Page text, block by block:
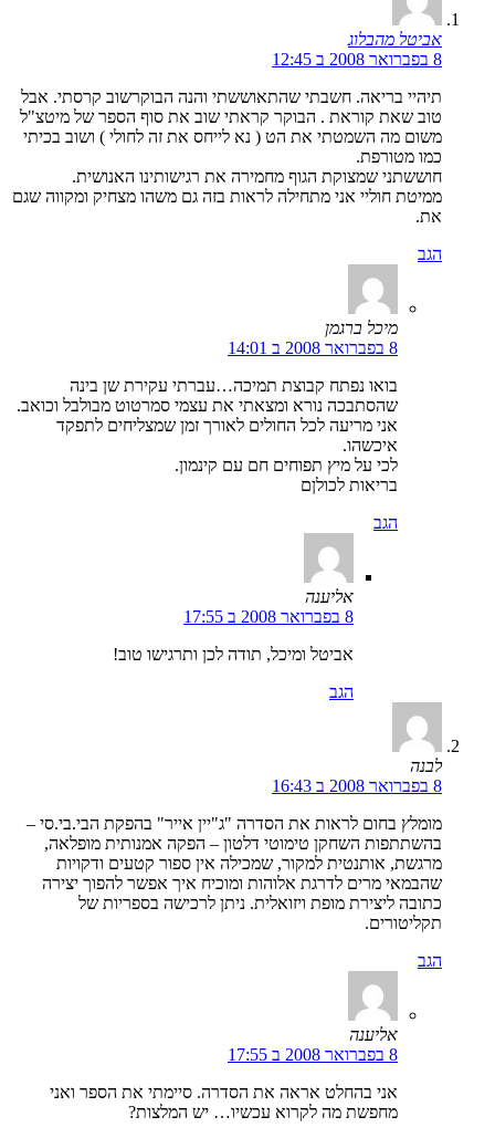
אביטל מהבלוג
8 בפברואר 2008 ב 12:45
תיהיי בריאה. חשבתי שהתאוששתי והנה הבוקרשוב קרסתי. אבל
טוב שאת קוראת . הבוקר קראתי שוב את סוף הספר של מיטצ"ל
משום מה השמטתי את הט ( נא לייחס את זה לחולי ) ושוב בכיתי
כמו מטורפת.
חוששתני שמצוקת הגוף מחמירה את רגישותינו האנושית.
ממיטת חוליי אני מתחילה לראות בזה גם משהו מצחיק ומקווה שגם
את.
הגב
מיכל ברגמן
8 בפברואר 2008 ב 14:01
בואו נפתח קבוצת תמיכה…עברתי עקירת שן בינה
שהסתבכה נורא ומצאתי את עצמי סמרטוט מבולבל וכואב.
אני מריעה לכל החולים לאורך זמן שמצליחים לתפקד
איכשהו.
לכי על מיץ תפוחים חם עם קינמון.
בריאות לכולןם
הגב
אליענה
8 בפברואר 2008 ב 17:55
אביטל ומיכל, תודה לכן ותרגישו טוב!
הגב
לבנה
8 בפברואר 2008 ב 16:43
מומלץ בחום לראות את הסדרה "ג"יין אייר" בהפקת הבי.בי.סי –
בהשתתפות השחקן טימוטי דלטון – הפקה אמנותית מופלאה,
מרגשת, אותנטית למקור, שמכילה אין ספור קטעים ודקויות
שהבמאי מרים לדרגת אלוהות ומוכיח איך אפשר להפוך יצירה
כתובה ליצירת מופת ויזואלית. ניתן לרכישה בספריות של
תקליטורים.
הגב
אליענה
8 בפברואר 2008 ב 17:55
אני בהחלט אראה את הסדרה. סיימתי את הספר ואני
מחפשת מה לקרוא עכשיו… יש המלצות?